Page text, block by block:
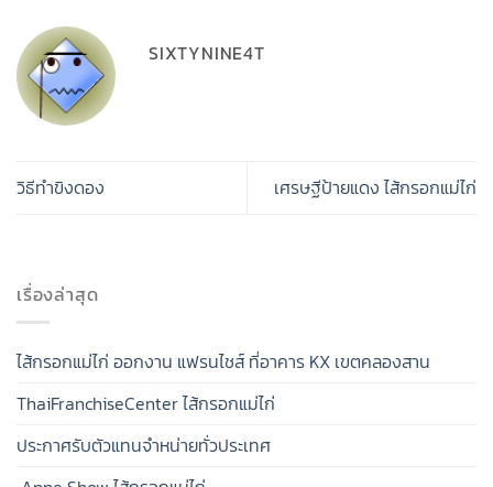
SIXTYNINE4T
วิธีทำขิงดอง เศรษฐีป้ายแดง ไส้กรอกแม่ไก่
เรื่องล่าสุด
ไส้กรอกแม่ไก่ ออกงาน แฟรนไชส์ ที่อาคาร KX เขตคลองสาน
ThaiFranchiseCenter ไส้กรอกแม่ไก่
ประกาศรับตัวแทนจำหน่ายทั่วประเทศ